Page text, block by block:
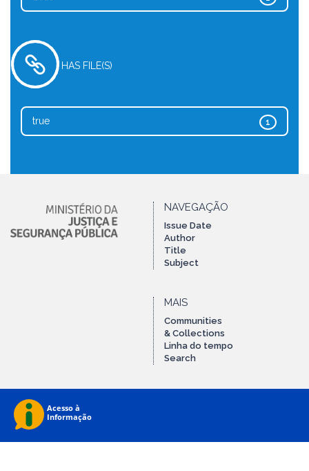
HAS FILE(S)
1
true
NAVEGAÇÃO
Issue Date
Author
Title
Subject
MAIS
Communities
& Collections
Linha do tempo
Search